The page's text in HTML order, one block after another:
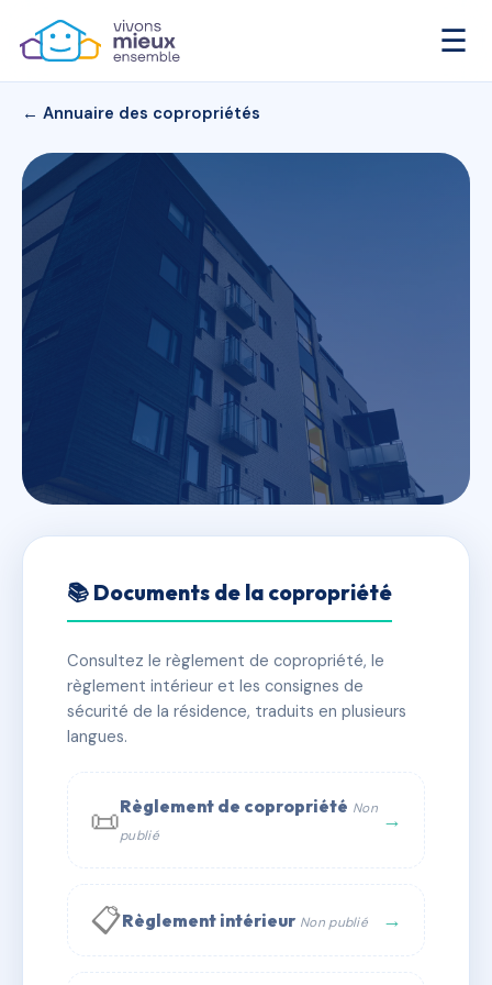
☰
← Annuaire des copropriétés
VILLA ANINA
✓ Immatriculée 🏠 39 lots 🏗 1 bâtiment(s)
📞 Contacter Syndic Digital
📚 Documents de la copropriété
Consultez le règlement de copropriété, le
règlement intérieur et les consignes de
sécurité de la résidence, traduits en plusieurs
langues.
📜Règlement de copropriété Non
publié
→
📋Règlement intérieur Non publié →